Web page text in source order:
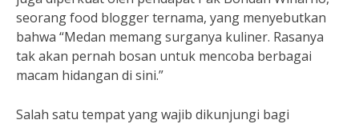
seorang food blogger ternama, yang menyebutkan
bahwa “Medan memang surganya kuliner. Rasanya
tak akan pernah bosan untuk mencoba berbagai
macam hidangan di sini.”
Salah satu tempat yang wajib dikunjungi bagi